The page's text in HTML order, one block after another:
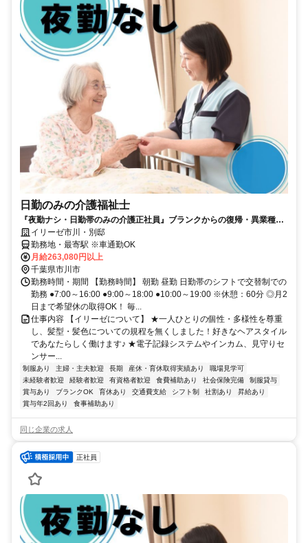
日勤のみの介護福祉士
『夜勤ナシ・日勤帯のみの介護正社員』ブランクからの復帰・異業種か
らの転職も大歓迎です！
イリーゼ市川・別邸
勤務地・最寄駅 ※車通勤OK
月給263,080円以上
千葉県市川市
勤務時間・期間 【勤務時間】 朝勤 昼勤 日勤帯のシフトで交替制での
勤務 ●7:00～16:00 ●9:00～18:00 ●10:00～19:00 ※休憩：60分 ◎月2
日まで希望休の取得OK！ 毎...
仕事内容 【イリーゼについて】 ★一人ひとりの個性・多様性を尊重
し、髪型・髪色についての規程を無くしました！好きなヘアスタイル
であなたらしく働けます♪ ★電子記録システムやインカム、見守りセ
ンサー...
制服あり 主婦・主夫歓迎 長期 産休・育休取得実績あり
職場見学可
未経験者歓迎
経験者歓迎 有資格者歓迎 食費補助あり 社会保険完備
制服貸与
賞与あり
ブランクOK 育休あり 交通費支給 シフト制 社割あり
昇給あり
賞与年2回あり
食事補助あり
同じ企業の求人
正社員